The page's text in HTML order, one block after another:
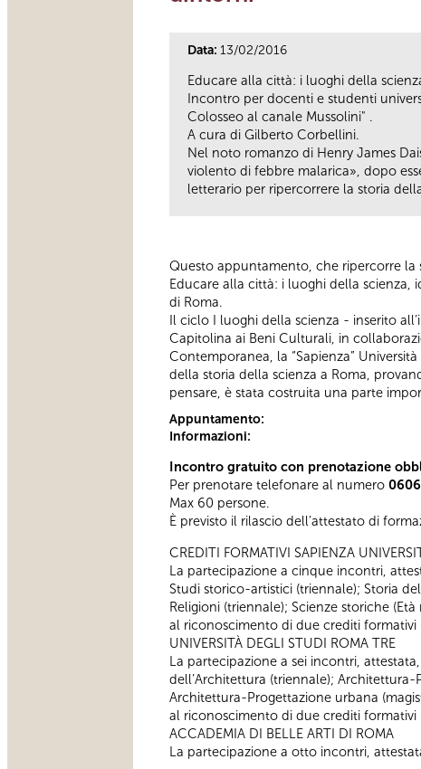
Data: 13/02/2016
Educare alla città: i luoghi della
Incontro per docenti e studenti
Colosseo al canale Mussolini" .
A cura di Gilberto Corbellini.
Nel noto romanzo di Henry James
violento di febbre malarica», dopo
letterario per ripercorrere la storia
Questo appuntamento, che ripercorre
Educare alla città: i luoghi della scienza,
di Roma.
Il ciclo I luoghi della scienza - inserito
Capitolina ai Beni Culturali, in
Contemporanea, la “Sapienza”
della storia della scienza a Roma,
pensare, è stata costruita una parte
Appuntamento:
Informazioni:
Incontro gratuito con prenotazione
Per prenotare telefonare al numero
Max 60 persone.
È previsto il rilascio dell’attestato di
CREDITI FORMATIVI SAPIENZA
La partecipazione a cinque incontri,
Studi storico-artistici (triennale); Storia
Religioni (triennale); Scienze storiche
al riconoscimento di due crediti formativi
UNIVERSITÀ DEGLI STUDI ROMA TRE
La partecipazione a sei incontri,
dell’Architettura (triennale);
Architettura-Progettazione urbana
al riconoscimento di due crediti formativi
ACCADEMIA DI BELLE ARTI DI ROMA
La partecipazione a otto incontri,